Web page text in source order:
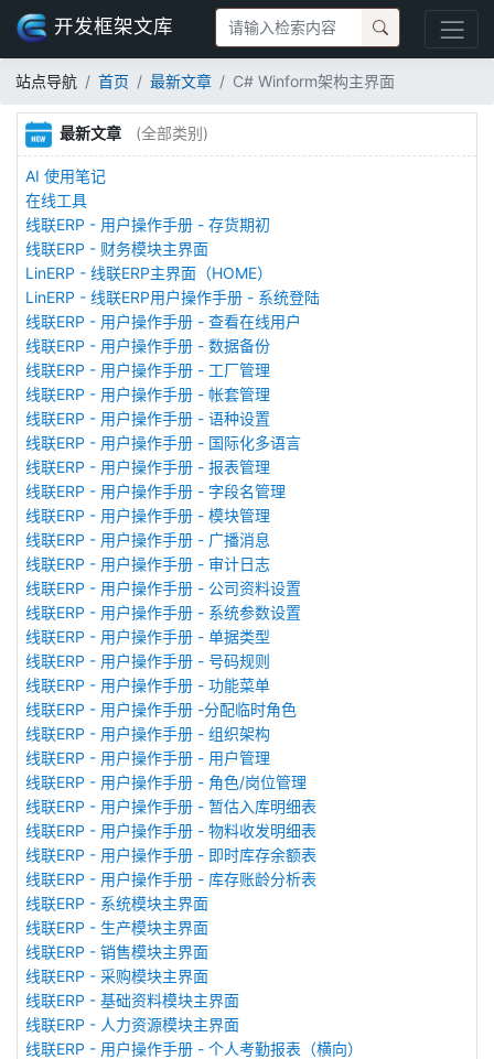
开发框架文库
站点导航 首页 最新文章 C# Winform架构主界面
最新文章 (全部类别)
AI 使用笔记
在线工具
线联ERP - 用户操作手册 - 存货期初
线联ERP - 财务模块主界面
LinERP - 线联ERP主界面（HOME）
LinERP - 线联ERP用户操作手册 - 系统登陆
线联ERP - 用户操作手册 - 查看在线用户
线联ERP - 用户操作手册 - 数据备份
线联ERP - 用户操作手册 - 工厂管理
线联ERP - 用户操作手册 - 帐套管理
线联ERP - 用户操作手册 - 语种设置
线联ERP - 用户操作手册 - 国际化多语言
线联ERP - 用户操作手册 - 报表管理
线联ERP - 用户操作手册 - 字段名管理
线联ERP - 用户操作手册 - 模块管理
线联ERP - 用户操作手册 - 广播消息
线联ERP - 用户操作手册 - 审计日志
线联ERP - 用户操作手册 - 公司资料设置
线联ERP - 用户操作手册 - 系统参数设置
线联ERP - 用户操作手册 - 单据类型
线联ERP - 用户操作手册 - 号码规则
线联ERP - 用户操作手册 - 功能菜单
线联ERP - 用户操作手册 -分配临时角色
线联ERP - 用户操作手册 - 组织架构
线联ERP - 用户操作手册 - 用户管理
线联ERP - 用户操作手册 - 角色/岗位管理
线联ERP - 用户操作手册 - 暂估入库明细表
线联ERP - 用户操作手册 - 物料收发明细表
线联ERP - 用户操作手册 - 即时库存余额表
线联ERP - 用户操作手册 - 库存账龄分析表
线联ERP - 系统模块主界面
线联ERP - 生产模块主界面
线联ERP - 销售模块主界面
线联ERP - 采购模块主界面
线联ERP - 基础资料模块主界面
线联ERP - 人力资源模块主界面
线联ERP - 用户操作手册 - 个人考勤报表（横向）